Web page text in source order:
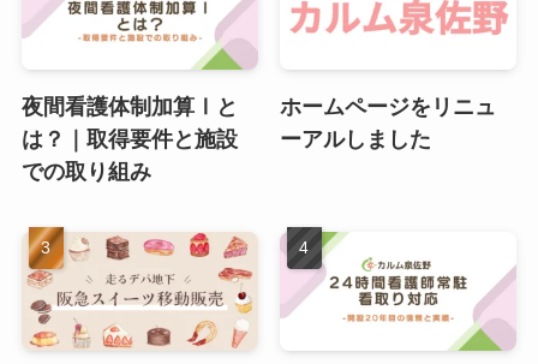
夜間看護体制加算Ⅰと
は？｜取得要件と施設
での取り組み
ホームページをリニュ
ーアルしました